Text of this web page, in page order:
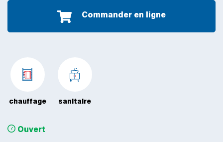
Commander en ligne
chauffage sanitaire
Ouvert